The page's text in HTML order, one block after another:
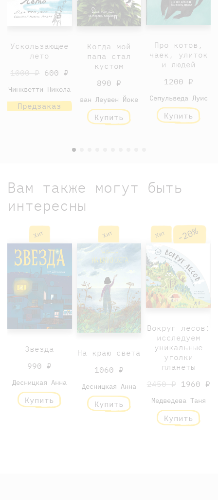
Ускользающее
лето
1000 ₽ 600 ₽
Чинкветти Никола
Предзаказ
Когда мой
папа стал
кустом
890 ₽
ван Леувен Йоке
Купить
Про котов,
чаек, улиток
и людей
1200 ₽
Сепульведа Луис
Купить
Вам также могут быть
интересны
Хит
Звезда
990 ₽
Десницкая Анна
Купить
Хит
На краю света
1060 ₽
Десницкая Анна
Купить
Хит -20%
Вокруг лесов:
исследуем
уникальные
уголки
планеты
2450 ₽ 1960 ₽
Медведева Таня
Купить